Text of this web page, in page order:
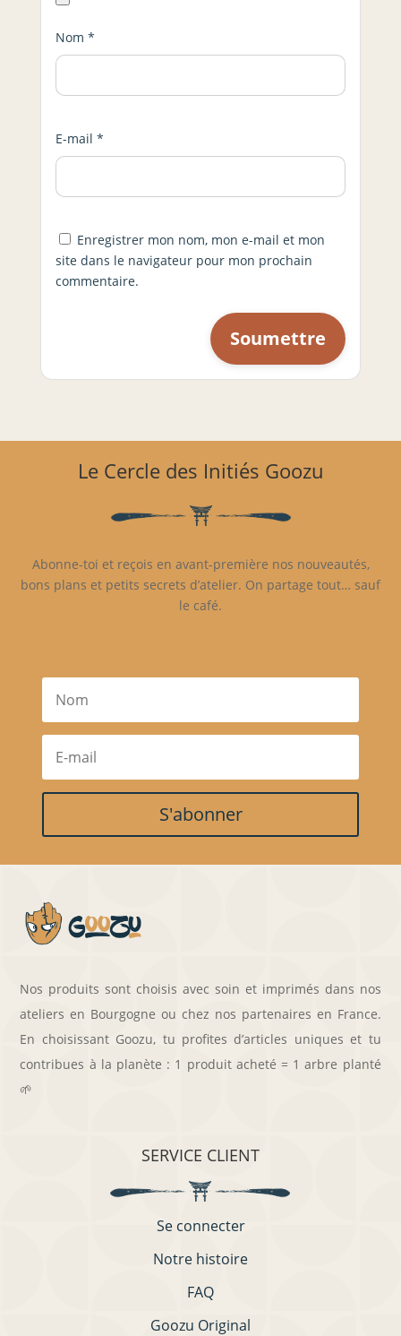
Nom *
E-mail *
Enregistrer mon nom, mon e-mail et mon
site dans le navigateur pour mon prochain
commentaire.
Le Cercle des Initiés Goozu
Abonne-toi et reçois en avant-première nos nouveautés,
bons plans et petits secrets d’atelier. On partage tout… sauf
le café.
S'abonner
Nos produits sont choisis avec soin et imprimés dans nos
ateliers en Bourgogne ou chez nos partenaires en France.
En choisissant Goozu, tu profites d’articles uniques et tu
contribues à la planète : 1 produit acheté = 1 arbre planté
🌱
SERVICE CLIENT
Se connecter
Notre histoire
FAQ
Goozu Original